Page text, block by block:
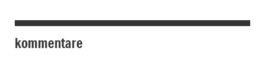
kommentare